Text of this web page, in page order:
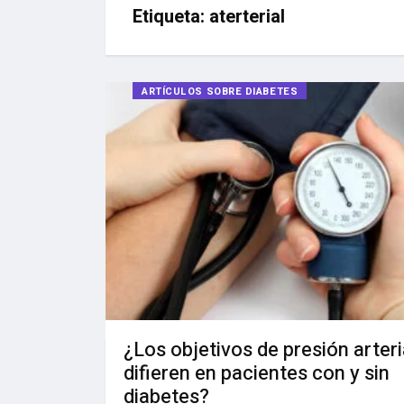
Etiqueta: aterterial
ARTÍCULOS SOBRE DIABETES
¿Los objetivos de presión
difieren en pacientes con y sin
diabetes?